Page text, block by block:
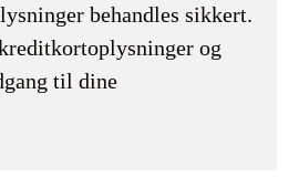
behandles sikkert.
og
til dine